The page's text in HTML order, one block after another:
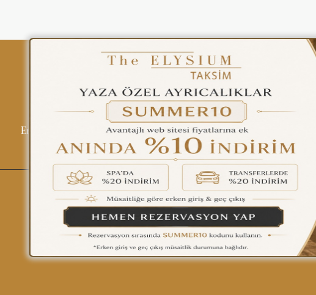
Tüm Otellerimiz Blog İletişim Politikalar Gizlilik
English
ÇAĞRI MERKEZİ
08502421818
REZERVASYON